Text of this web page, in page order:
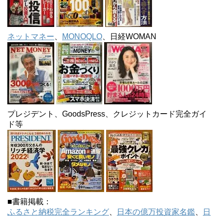
ネットマネー MONOQLO 、日経WOMAN
プレジデント、GoodsPress、クレジットカード完全ガイ
ド等
■書籍掲載：
ふるさと納税完全ランキング
日本の億万投資家名鑑
日